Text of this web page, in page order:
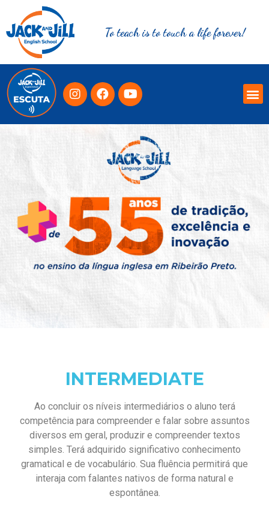
To teach is to touch a life forever!
INTERMEDIATE
Ao concluir os níveis intermediários o aluno terá
competência para compreender e falar sobre assuntos
diversos em geral, produzir e compreender textos
simples. Terá adquirido significativo conhecimento
gramatical e de vocabulário. Sua fluência permitirá que
interaja com falantes nativos de forma natural e
espontânea.